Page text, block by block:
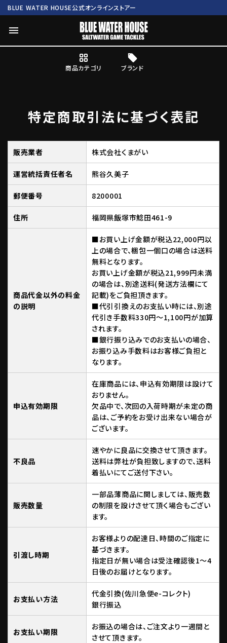
BLUE WATER HOUSE公式オンラインストアー
menu
商品カテゴリ ブランド
Mc works BWH ORIGINAL ITEM ROD
商品カテゴリ
特定商取引法に基づく表記
販売業者 株式会社くまがい
運営統括責任者名 熊谷久美子
郵便番号 8200001
住所 福岡県飯塚市鯰田461-9
商品代金以外の料金
の説明
■お買い上げ金額が税込22,000円以
上の場合で、梱包一個口の場合は送料
無料となります。
お買い上げ金額が税込21,999円未満
の場合は、別途送料(発送方法欄にて
記載)をご負担頂きます。
■代引引換えのお支払い時には、別途
代引き手数料330円～1,100円が加算
されます。
■銀行振り込みでのお支払いの場合、
お振り込み手数料はお客様ご負担と
なります。
申込有効期限
在庫商品には、申込有効期限は設けて
おりません。
欠品中で、次回の入荷時期が未定の商
品は、ご予約をお受け出来ない場合が
ございます。
不良品
速やかに良品に交換させて頂きます。
送料は弊社が負担致しますので、送料
着払いにてご送付下さい。
販売数量
一部品薄商品に関しましては、販売数
の制限を設けさせて頂く場合もござい
ます。
引渡し時期
お客様よりの配達日、時間のご指定に
基づきます。
指定日が無い場合は受注確認後1～4
日後のお届けとなります。
お支払い方法
代金引換(佐川急便e-コレクト)
銀行振込
お支払い期限
お振込の場合は、ご注文より一週間と
させて頂きます。